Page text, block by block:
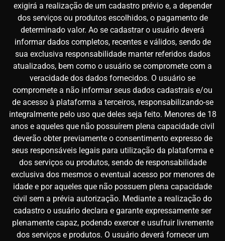
exigirá a realização de um cadastro prévio e, a depender
dos serviços ou produtos escolhidos, o pagamento de
determinado valor. Ao se cadastrar o usuário deverá
informar dados completos, recentes e válidos, sendo de
sua exclusiva responsabilidade manter referidos dados
atualizados, bem como o usuário se compromete com a
veracidade dos dados fornecidos. O usuário se
compromete a não informar seus dados cadastrais e/ou
de acesso à plataforma a terceiros, responsabilizando-se
integralmente pelo uso que deles seja feito. Menores de 18
anos e aqueles que não possuírem plena capacidade civil
deverão obter previamente o consentimento expresso de
seus responsáveis legais para utilização da plataforma e
dos serviços ou produtos, sendo de responsabilidade
exclusiva dos mesmos o eventual acesso por menores de
idade e por aqueles que não possuem plena capacidade
civil sem a prévia autorização. Mediante a realização do
cadastro o usuário declara e garante expressamente ser
plenamente capaz, podendo exercer e usufruir livremente
dos serviços e produtos. O usuário deverá fornecer um